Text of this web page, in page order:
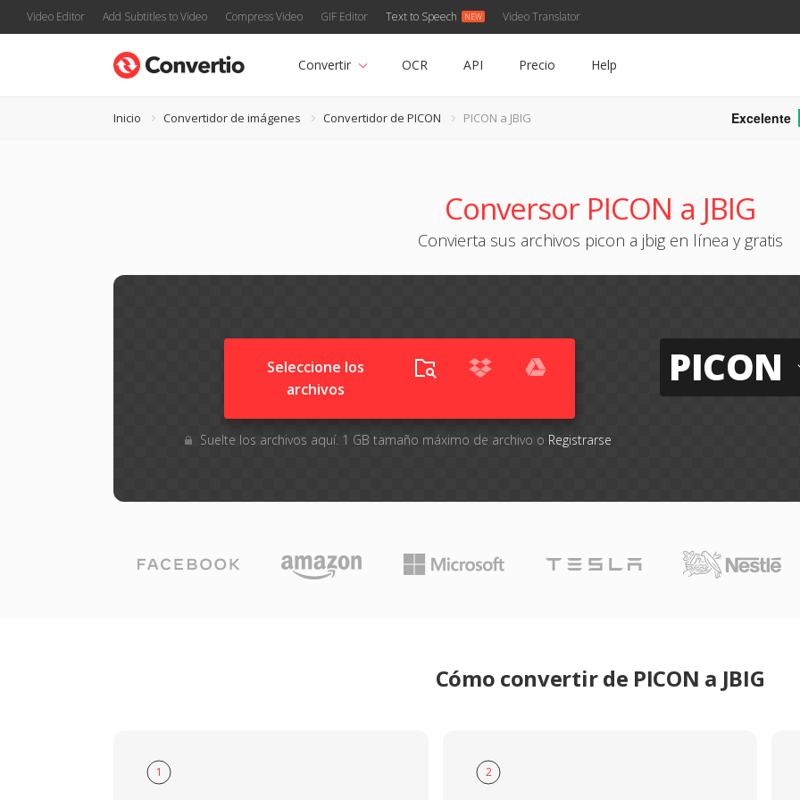
Video Editor Add Subtitles to Video Compress Video GIF Editor Text to Speech Video Translator
Convertir OCR API Precio Help
Inicio Convertidor de imágenes Convertidor de PICON PICON a JBIG Excelente
Conversor PICON a JBIG
Convierta sus archivos picon a jbig en línea y gratis
Seleccione los
archivos
Suelte los archivos aquí. 1 GB tamaño máximo de archivo o Registrarse
PICON
Cómo convertir de PICON a JBIG
1 2